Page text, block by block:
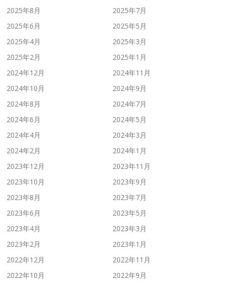
2025年8月
2025年7月
2025年6月
2025年5月
2025年4月
2025年3月
2025年2月
2025年1月
2024年12月
2024年11月
2024年10月
2024年9月
2024年8月
2024年7月
2024年6月
2024年5月
2024年4月
2024年3月
2024年2月
2024年1月
2023年12月
2023年11月
2023年10月
2023年9月
2023年8月
2023年7月
2023年6月
2023年5月
2023年4月
2023年3月
2023年2月
2023年1月
2022年12月
2022年11月
2022年10月
2022年9月